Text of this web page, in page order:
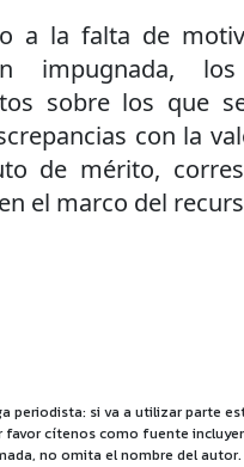
a la falta de
impugnada,
sobre los que
con la
de mérito,
el marco del
periodista: si va a utilizar parte
favor cítenos como fuente
no omita el nombre del autor.